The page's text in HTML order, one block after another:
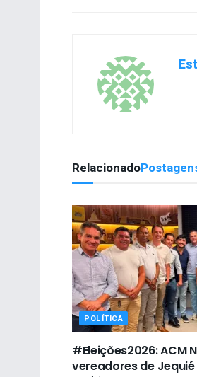
Relacionado
POLÍTICA
#Eleições2026: ACM
vereadores de